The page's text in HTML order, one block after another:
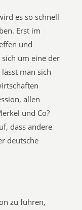
es so schnell
Erst im
und
um eine der
man sich
allen
und Co?
dass andere
deutsche
zu führen,